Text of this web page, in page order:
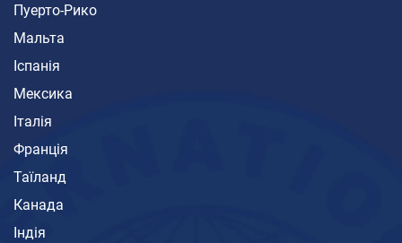
Пуерто-Рико
Мальта
Іспанія
Мексика
Італія
Франція
Таїланд
Канада
Індія